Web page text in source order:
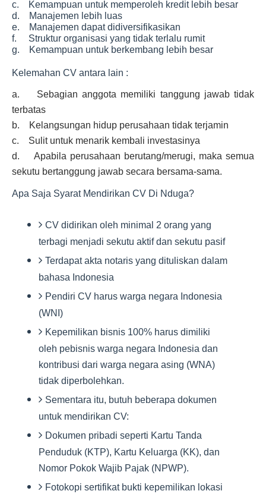
c. Kemampuan untuk memperoleh kredit lebih besar
d. Manajemen lebih luas
e. Manajemen dapat didiversifikasikan
f. Struktur organisasi yang tidak terlalu rumit
g. Kemampuan untuk berkembang lebih besar
Kelemahan CV antara lain :
a. Sebagian anggota memiliki tanggung jawab tidak
terbatas
b. Kelangsungan hidup perusahaan tidak terjamin
c. Sulit untuk menarik kembali investasinya
d. Apabila perusahaan berutang/merugi, maka semua
sekutu bertanggung jawab secara bersama-sama.
Apa Saja Syarat Mendirikan CV Di Nduga?
CV didirikan oleh minimal 2 orang yang
terbagi menjadi sekutu aktif dan sekutu pasif
Terdapat akta notaris yang dituliskan dalam
bahasa Indonesia
Pendiri CV harus warga negara Indonesia
(WNI)
Kepemilikan bisnis 100% harus dimiliki
oleh pebisnis warga negara Indonesia dan
kontribusi dari warga negara asing (WNA)
tidak diperbolehkan.
Sementara itu, butuh beberapa dokumen
untuk mendirikan CV:
Dokumen pribadi seperti Kartu Tanda
Penduduk (KTP), Kartu Keluarga (KK), dan
Nomor Pokok Wajib Pajak (NPWP).
Fotokopi sertifikat bukti kepemilikan lokasi